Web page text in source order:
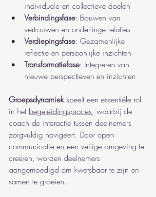
individuele en collectieve doelen
Verbindingsfase: Bouwen van
vertrouwen en onderlinge relaties
Verdiepingsfase: Gezamenlijke
reflectie en persoonlijke inzichten
Transformatiefase: Integreren van
nieuwe perspectieven en inzichten
Groepsdynamiek speelt een essentiële rol
in het begeleidingsproces, waarbij de
coach de interactie tussen deelnemers
zorgvuldig navigeert. Door open
communicatie en een veilige omgeving te
creëren, worden deelnemers
aangemoedigd om kwetsbaar te zijn en
samen te groeien.